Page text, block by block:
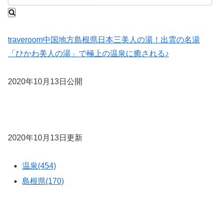
traveroom中国地方島根県 日本三美人の湯！出雲の名湯
「ひかわ美人の湯」で極上の温泉に癒される♪
2020年10月13日公開
2020年10月13日更新
温泉(454)
島根県(170)